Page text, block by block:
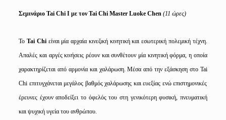
ΣεμινάριοTai Chi Ι με τονTai Chi Master Luoke Chen (11 ώρες)
ΤοTai Chiείναι μία αρχαία κινεζική κινητική και εσωτερική πολεμική τέχνη.
Απαλές και αργές κινήσεις ρέουν και συνθέτουν μία κινητική φόρμα, η οποία
χαρακτηρίζεται από αρμονία και χαλάρωση. Μέσα από την εξάσκηση στο Tai
Chi επιτυγχάνεται μεγάλος βαθμός χαλάρωσης και ευεξίας ενώ επιστημονικές
έρευνες έχουν αποδείξει το όφελός του στη γενικότερη φυσική, πνευματική
και ψυχική υγεία του ανθρώπου.